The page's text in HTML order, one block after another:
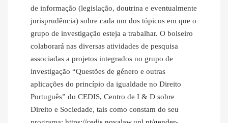
de informação (legislação, doutrina e eventualmente
jurisprudência) sobre cada um dos tópicos em que o
grupo de investigação esteja a trabalhar. O bolseiro
colaborará nas diversas atividades de pesquisa
associadas a projetos integrados no grupo de
investigação “Questões de género e outras
aplicações do princípio da igualdade no Direito
Português” do CEDIS, Centro de I & D sobre
Direito e Sociedade, tais como constam do seu